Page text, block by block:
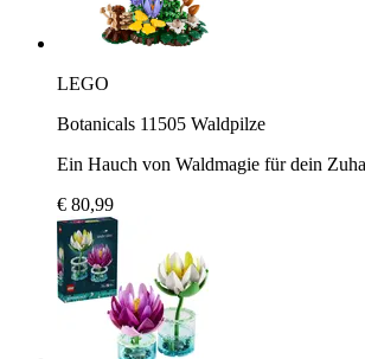
LEGO
Botanicals 11505 Waldpilze
Ein Hauch von Waldmagie für dein
€ 80,99